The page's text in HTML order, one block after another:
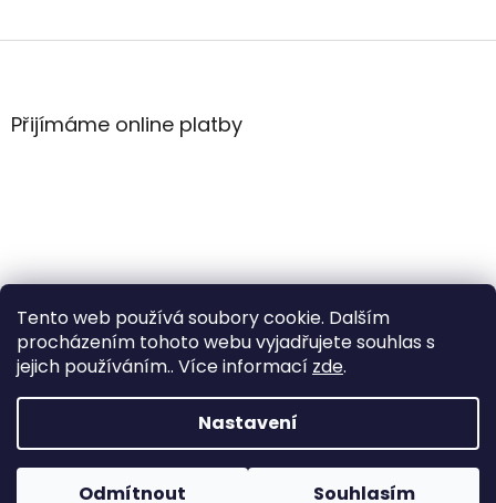
Tento web používá soubory cookie. Dalším
procházením tohoto webu vyjadřujete souhlas s
jejich používáním.. Více informací zde.
Nastavení
Odmítnout Souhlasím
Z
aPřijímáme online platby
Vytvořil Shoptet
Copyright 2026WintersportHK. Všechna práva